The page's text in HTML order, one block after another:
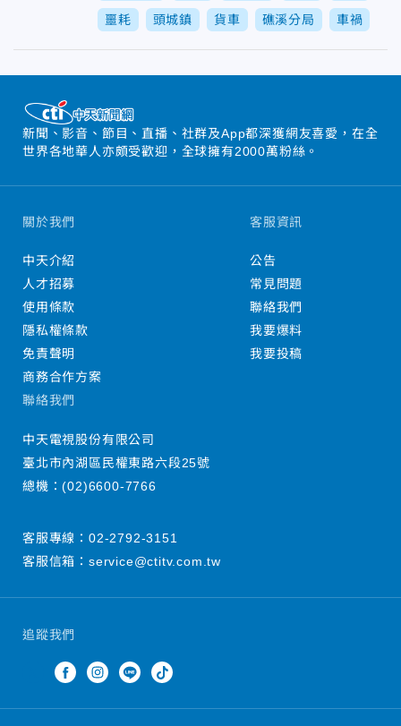
噩耗 頭城鎮 貨車 礁溪分局 車禍
新聞、影音、節目、直播、社群及App都深獲網友喜愛，在全
世界各地華人亦頗受歡迎，全球擁有2000萬粉絲。
追蹤我們
關於我們
中天介紹
人才招募
使用條款
隱私權條款
免責聲明
商務合作方案
客服資訊
公告
常見問題
聯絡我們
我要爆料
我要投稿
聯絡我們
中天電視股份有限公司
臺北市內湖區民權東路六段25號
總機：(02)6600-7766
客服專線： 02-2792-3151
客服信箱： service@ctitv.com.tw